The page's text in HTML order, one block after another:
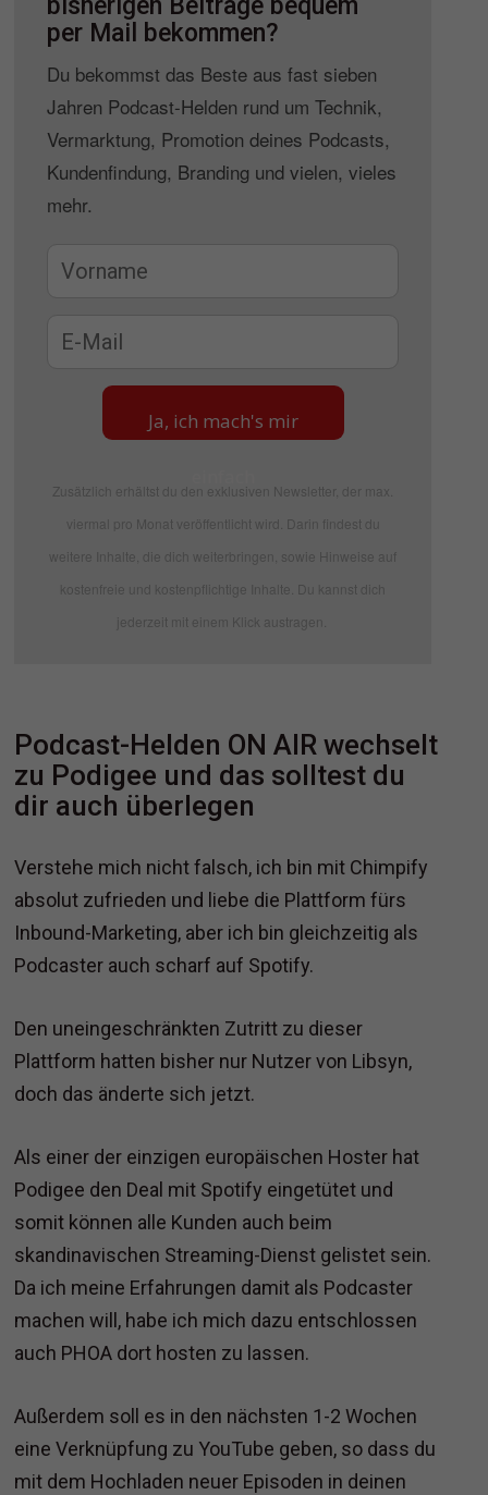
bisherigen Beiträge bequem
per Mail bekommen?
Du bekommst das Beste aus fast sieben
Jahren Podcast-Helden rund um Technik,
Vermarktung, Promotion deines Podcasts,
Kundenfindung, Branding und vielen, vieles
mehr.
Ja, ich mach's mir
Zusätzlich erhältst du den exklusiven Newsletter, der max.
viermal pro Monat veröffentlicht wird. Darin findest du
weitere Inhalte, die dich weiterbringen, sowie Hinweise auf
kostenfreie und kostenpflichtige Inhalte. Du kannst dich
jederzeit mit einem Klick austragen.
Podcast-Helden ON AIR wechselt
zu Podigee und das solltest du
dir auch überlegen
Verstehe mich nicht falsch, ich bin mit Chimpify
absolut zufrieden und liebe die Plattform fürs
Inbound-Marketing, aber ich bin gleichzeitig als
Podcaster auch scharf auf Spotify.
Den uneingeschränkten Zutritt zu dieser
Plattform hatten bisher nur Nutzer von Libsyn,
doch das änderte sich jetzt.
Als einer der einzigen europäischen Hoster hat
Podigee den Deal mit Spotify eingetütet und
somit können alle Kunden auch beim
skandinavischen Streaming-Dienst gelistet sein.
Da ich meine Erfahrungen damit als Podcaster
machen will, habe ich mich dazu entschlossen
auch PHOA dort hosten zu lassen.
Außerdem soll es in den nächsten 1-2 Wochen
eine Verknüpfung zu YouTube geben, so dass du
mit dem Hochladen neuer Episoden in deinen